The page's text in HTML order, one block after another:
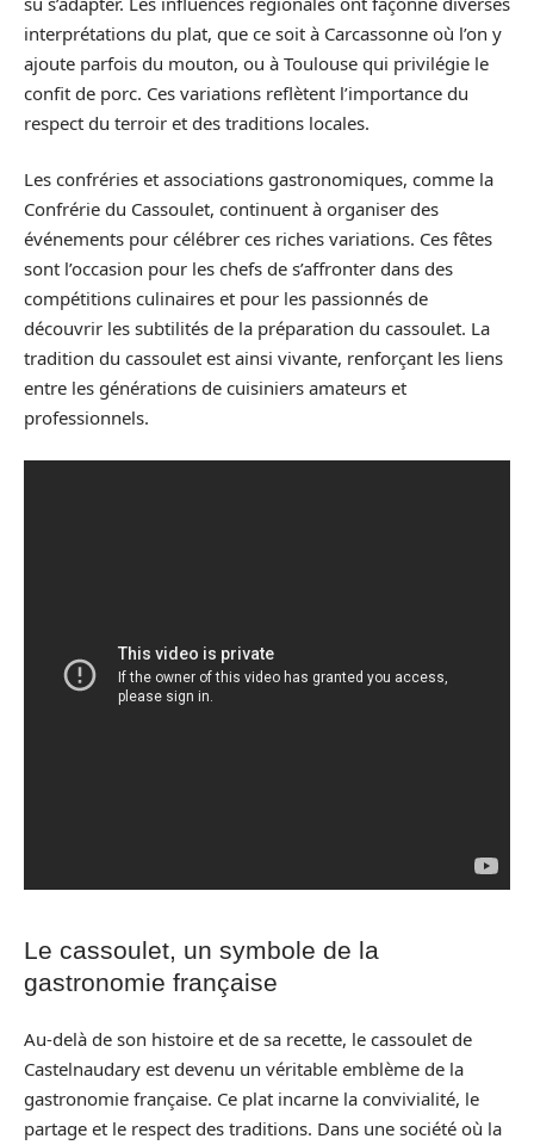
interprétations du plat, que ce soit à Carcassonne où l’on y
ajoute parfois du mouton, ou à Toulouse qui privilégie le
confit de porc. Ces variations reflètent l’importance du
respect du terroir et des traditions locales.
Les confréries et associations gastronomiques, comme la
Confrérie du Cassoulet, continuent à organiser des
événements pour célébrer ces riches variations. Ces fêtes
sont l’occasion pour les chefs de s’affronter dans des
compétitions culinaires et pour les passionnés de
découvrir les subtilités de la préparation du cassoulet. La
tradition du cassoulet est ainsi vivante, renforçant les liens
entre les générations de cuisiniers amateurs et
professionnels.
Le cassoulet, un symbole de la
gastronomie française
Au-delà de son histoire et de sa recette, le cassoulet de
Castelnaudary est devenu un véritable emblème de la
gastronomie française. Ce plat incarne la convivialité, le
partage et le respect des traditions. Dans une société où la